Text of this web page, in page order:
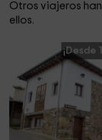
Otros viajeros
ellos.
¡Desde